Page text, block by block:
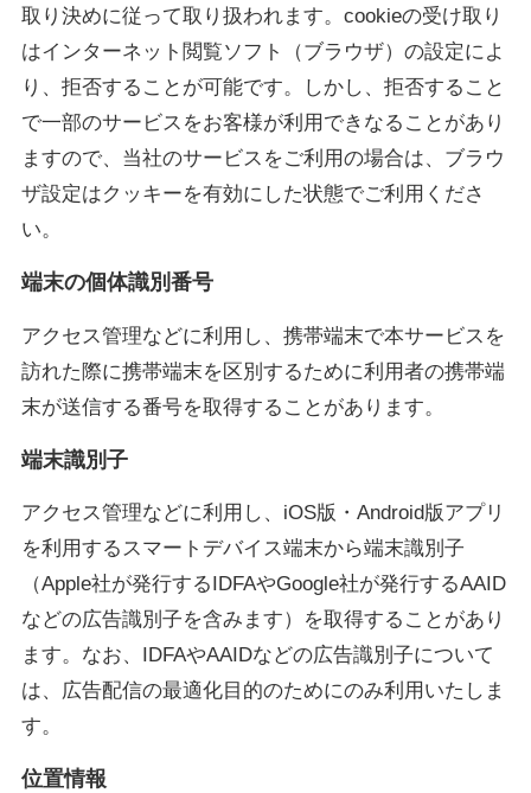
取り決めに従って取り扱われます。cookieの受け取り
はインターネット閲覧ソフト（ブラウザ）の設定によ
り、拒否することが可能です。しかし、拒否すること
で一部のサービスをお客様が利用できなることがあり
ますので、当社のサービスをご利用の場合は、ブラウ
ザ設定はクッキーを有効にした状態でご利用くださ
い。
端末の個体識別番号
アクセス管理などに利用し、携帯端末で本サービスを
訪れた際に携帯端末を区別するために利用者の携帯端
末が送信する番号を取得することがあります。
端末識別子
アクセス管理などに利用し、iOS版・Android版アプリ
を利用するスマートデバイス端末から端末識別子
（Apple社が発行するIDFAやGoogle社が発行するAAID
などの広告識別子を含みます）を取得することがあり
ます。なお、IDFAやAAIDなどの広告識別子について
は、広告配信の最適化目的のためにのみ利用いたしま
す。
位置情報